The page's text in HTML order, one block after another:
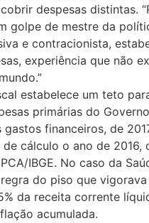
despesas distintas.
golpe de mestre da
e contracionista,
experiência que não
estabelece um teto
primárias do
financeiros, de
cálculo o ano de 2016,
IBGE. No caso da
do piso que vigorava
da receita corrente
acumulada.